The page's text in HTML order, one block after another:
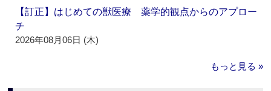
【訂正】はじめての獣医療 薬学的観点からのアプロー
チ
2026年08月06日 (木)
もっと見る »